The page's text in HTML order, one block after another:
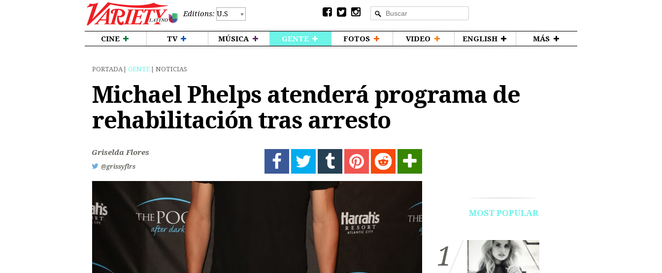
Editions:
CINE TV MÚSICA GENTE FOTOS VIDEO ENGLISH MÁS
PORTADA GENTE NOTICIAS
Michael Phelps atenderá programa de
rehabilitación tras arresto
Griselda Flores
@grissyflrs
MOST POPULAR
1